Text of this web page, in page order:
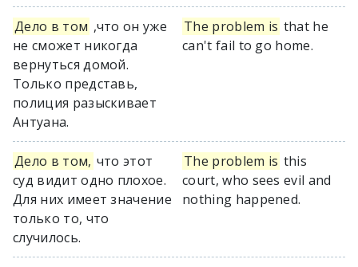
Дело в том ,что он уже
не сможет никогда
вернуться домой.
Только представь,
полиция разыскивает
Антуана.
The problem is that he
can't fail to go home.
Дело в том, что этот
суд видит одно плохое.
Для них имеет значение
только то, что
случилось.
The problem is this
court, who sees evil and
nothing happened.